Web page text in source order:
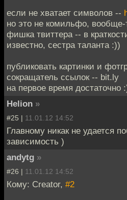
если не хватает символов --
но это не комильфо, вообще-
фишка твиттера -- в
известно, сестра таланта :))
публиковать картинки и
сокращатель ссылок -- bit.ly
на первое время достаточно
Helion »
#25 | 11.01.12 14:52
Главному никак не удается
зависимость )
andytg »
#26 | 11.01.12 14:52
Кому: Creator, #2